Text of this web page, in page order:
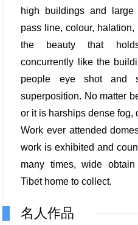
high buildings and
pass line, colour,
the beauty that
concurrently like the
people eye shot and
superposition. No matter
or it is harships dense fog,
Work ever attended
work is exhibited and
many times, wide
Tibet home to collect.
名人作品